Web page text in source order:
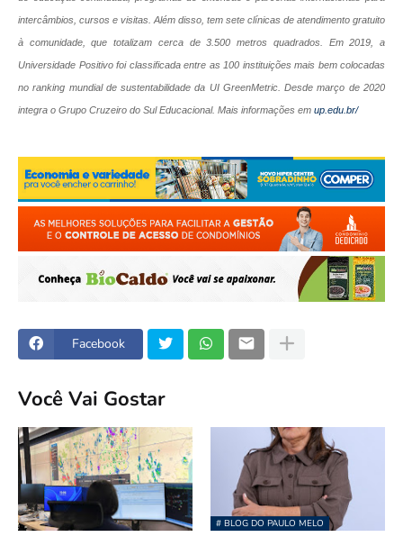
intercâmbios, cursos e visitas. Além disso, tem sete clínicas de atendimento gratuito
à comunidade, que totalizam cerca de 3.500 metros quadrados. Em 2019, a
Universidade Positivo foi classificada entre as 100 instituições mais bem colocadas
no ranking mundial de sustentabilidade da UI GreenMetric. Desde março de 2020
integra o Grupo Cruzeiro do Sul Educacional. Mais informações em up.edu.br/
Facebook
Você Vai Gostar
# BLOG DO PAULO MELO